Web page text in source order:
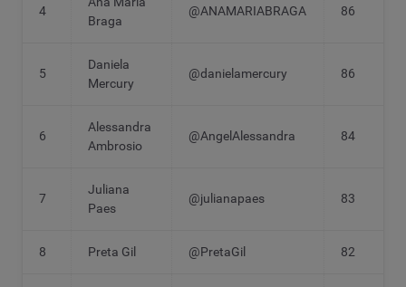
4
Braga
@ANAMARIABRAGA 86
5
Daniela
Mercury
@danielamercury 86
6
Alessandra
Ambrosio
@AngelAlessandra 84
7
Juliana
Paes
@julianapaes 83
8 Preta Gil @PretaGil 82